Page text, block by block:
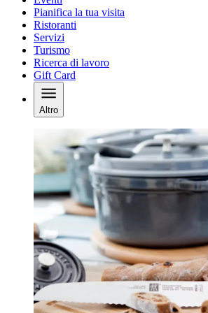
Pianifica la tua visita
Ristoranti
Servizi
Turismo
Ricerca di lavoro
Gift Card
Altro